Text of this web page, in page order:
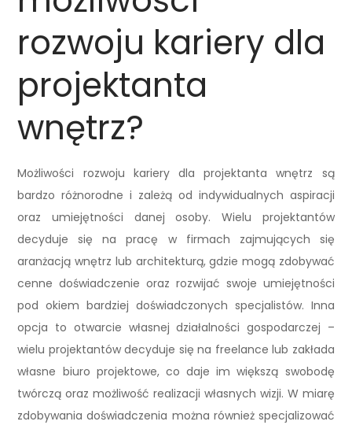
rozwoju kariery dla
projektanta
wnętrz?
Możliwości rozwoju kariery dla projektanta wnętrz są
bardzo różnorodne i zależą od indywidualnych aspiracji
oraz umiejętności danej osoby. Wielu projektantów
decyduje się na pracę w firmach zajmujących się
aranżacją wnętrz lub architekturą, gdzie mogą zdobywać
cenne doświadczenie oraz rozwijać swoje umiejętności
pod okiem bardziej doświadczonych specjalistów. Inna
opcja to otwarcie własnej działalności gospodarczej –
wielu projektantów decyduje się na freelance lub zakłada
własne biuro projektowe, co daje im większą swobodę
twórczą oraz możliwość realizacji własnych wizji. W miarę
zdobywania doświadczenia można również specjalizować